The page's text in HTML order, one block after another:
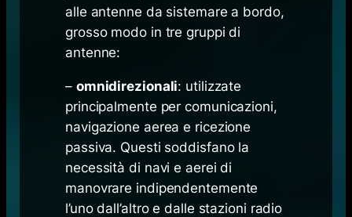
alle antenne da sistemare a bordo,
grosso modo in tre gruppi di
antenne:
– omnidirezionali: utilizzate
principalmente per comunicazioni,
navigazione aerea e ricezione
passiva. Questi soddisfano la
necessità di navi e aerei di
manovrare indipendentemente
l’uno dall’altro e dalle stazioni radio